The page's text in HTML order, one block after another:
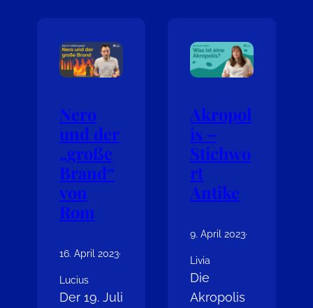
Nero
und der
„große
Brand“
von
Rom
16. April 2023·
Lucius
Der 19. Juli
Akropol
is –
Stichwo
rt
Antike
9. April 2023·
Livia
Die
Akropolis